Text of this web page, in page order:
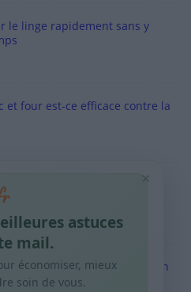
le linge rapidement sans y
et four est-ce efficace contre la
: routine simple +
: comment économiser en
10 sprays
×
astuces
mail.
économiser, mieux
soin de vous.